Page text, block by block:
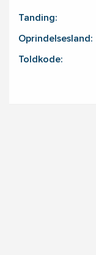
Tanding:
Oprindelsesland:
Toldkode: